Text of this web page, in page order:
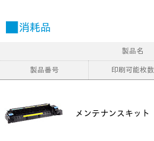
■ 消耗品
製品名
製品番号 印刷可能枚数
メンテナンスキット